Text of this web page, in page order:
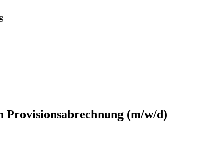
Provisionsabrechnung (m/w/d)